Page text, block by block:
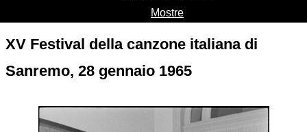
Mostre
XV Festival della canzone italiana di
Sanremo, 28 gennaio 1965